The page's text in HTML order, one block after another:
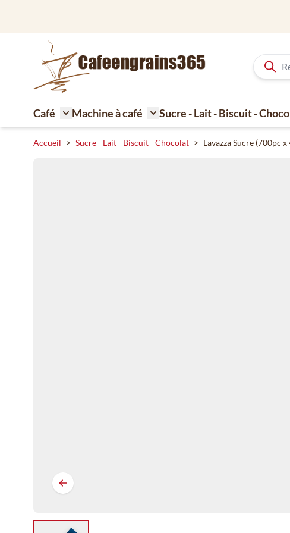
Café
Toggle submenu for Café
Machine à café
Toggle submenu for Machine à
Sucre - Lait - Biscuit -
Accueil > Sucre - Lait - Biscuit - Chocolat > Lavazza Sucre (700pc x